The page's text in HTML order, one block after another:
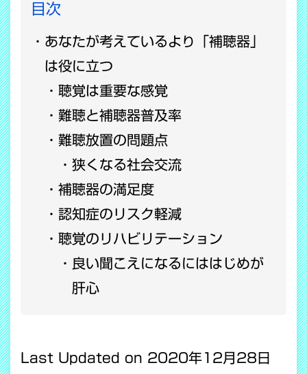
目次
あなたが考えているより「補聴器」
は役に立つ
聴覚は重要な感覚
難聴と補聴器普及率
難聴放置の問題点
狭くなる社会交流
補聴器の満足度
認知症のリスク軽減
聴覚のリハビリテーション
良い聞こえになるにははじめが
肝心
Last Updated on 2020年12月28日